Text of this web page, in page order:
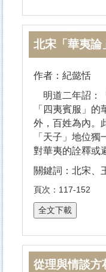
北宋「華夷論
作者：紀懿恬
明道二年詔：
「四夷賓服」
外，百姓為內。
「天子」地位
對華夷的詮釋或
關鍵詞：北宋、
頁次：117-152
從理與情談方